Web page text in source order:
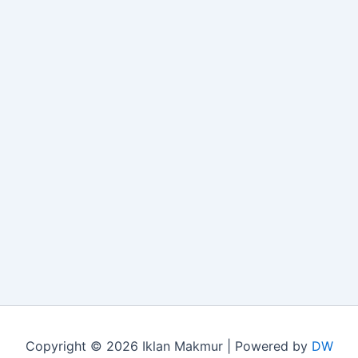
Copyright © 2026 Iklan Makmur | Powered by DW